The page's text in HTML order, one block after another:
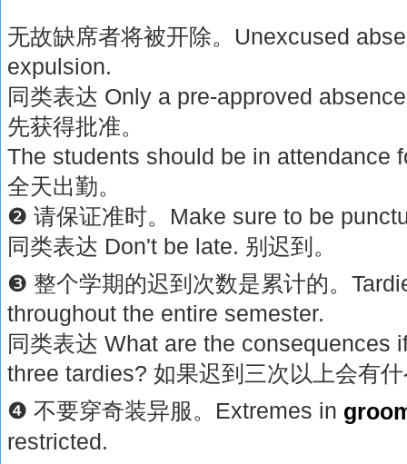
无故缺席者将被开除。Unexcused
expulsion.
同类表达 Only a pre-approved
先获得批准。
The students should be in attendance
全天出勤。
❷ 请保证准时。Make sure to be
同类表达 Don't be late. 别迟到。
❸ 整个学期的迟到次数是累计的。
throughout the entire semester.
同类表达 What are the consequences
three tardies? 如果迟到三次以上会有
❹ 不要穿奇装异服。Extremes in
restricted.